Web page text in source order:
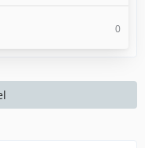
0